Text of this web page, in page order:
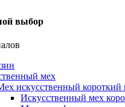
выбор
мех
искусственный короткий
Искусственный мех